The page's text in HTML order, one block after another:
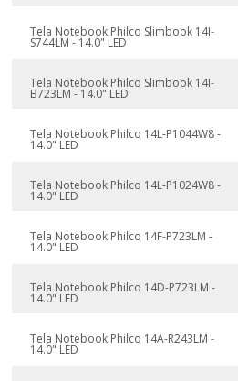
Tela Notebook Philco Slimbook 14I-
S744LM - 14.0" LED
Tela Notebook Philco Slimbook 14I-
B723LM - 14.0" LED
Tela Notebook Philco 14L-P1044W8 -
14.0" LED
Tela Notebook Philco 14L-P1024W8 -
14.0" LED
Tela Notebook Philco 14F-P723LM -
14.0" LED
Tela Notebook Philco 14D-P723LM -
14.0" LED
Tela Notebook Philco 14A-R243LM -
14.0" LED